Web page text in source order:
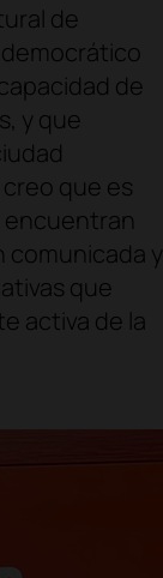
de
de
y que
que es
encuentran
comunicada y
que
activa de la